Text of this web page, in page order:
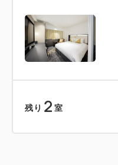
残り 2 室